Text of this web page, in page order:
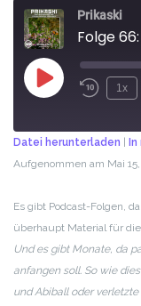
Prikaski
Folge
1x
TEILEN
LINK
EMBED
Datei herunterladen
Aufgenommen am Mai
Es gibt Podcast-Folgen,
überhaupt Material für
Und es gibt Monate, da
anfangen soll. So wie
und Abiball oder